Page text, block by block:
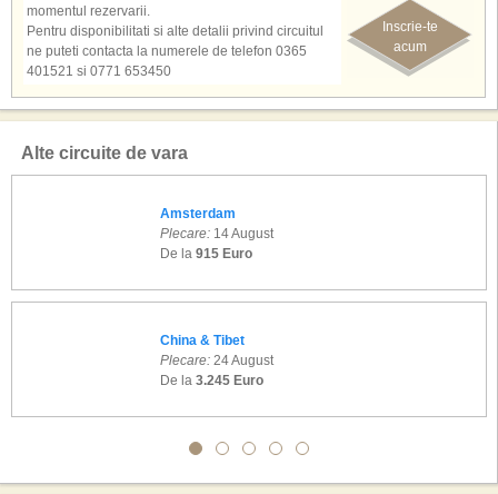
Inscrie-te
acum
momentul rezervarii.
Pentru disponibilitati si alte detalii privind circuitul
ne puteti contacta la numerele de telefon 0365
401521 si 0771 653450
Alte circuite de vara
Amsterdam
Plecare: 14 August
De la 915 Euro
China & Tibet
Plecare: 24 August
De la 3.245 Euro